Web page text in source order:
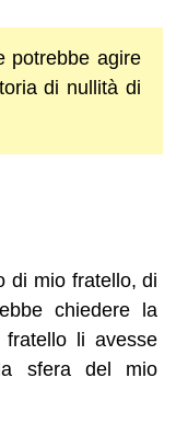
potrebbe agire
di nullità di
di mio fratello, di
chiedere la
li avesse
sfera del mio